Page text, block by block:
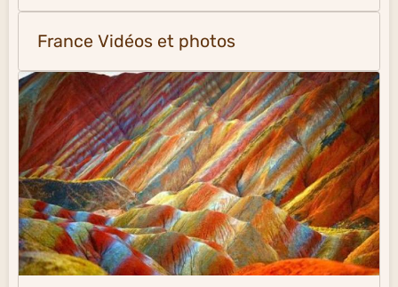
France Vidéos et photos